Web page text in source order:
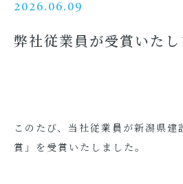
2026.06.09
弊社従業員が受賞いたし
このたび、当社従業員が新潟県
賞」を受賞いたしました。